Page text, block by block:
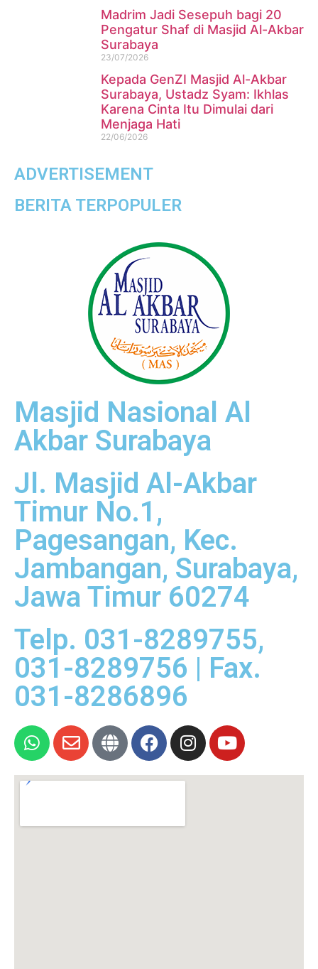
Madrim Jadi Sesepuh bagi 20
Pengatur Shaf di Masjid Al-Akbar
Surabaya
23/07/2026
Kepada GenZI Masjid Al-Akbar
Surabaya, Ustadz Syam: Ikhlas
Karena Cinta Itu Dimulai dari
Menjaga Hati
22/06/2026
ADVERTISEMENT
BERITA TERPOPULER
Masjid Nasional Al
Akbar Surabaya
Jl. Masjid Al-Akbar
Timur No.1,
Pagesangan, Kec.
Jambangan, Surabaya,
Jawa Timur 60274
Telp. 031-8289755,
031-8289756 | Fax.
031-8286896